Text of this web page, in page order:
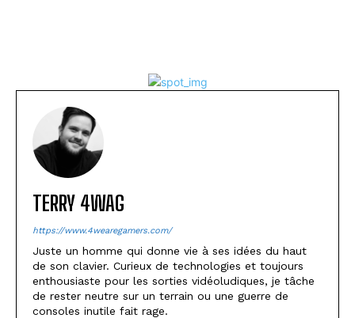
TERRY 4WAG
https://www.4wearegamers.com/
Juste un homme qui donne vie à ses idées du haut
de son clavier. Curieux de technologies et toujours
enthousiaste pour les sorties vidéoludiques, je tâche
de rester neutre sur un terrain ou une guerre de
consoles inutile fait rage.